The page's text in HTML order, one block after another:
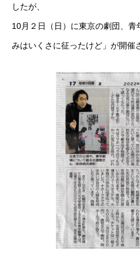
したが、
10月２日（日）に東京の劇団、青
みはいくさに征ったけど」が開催